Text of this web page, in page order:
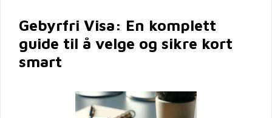
Gebyrfri Visa: En komplett
guide til å velge og sikre kort
smart